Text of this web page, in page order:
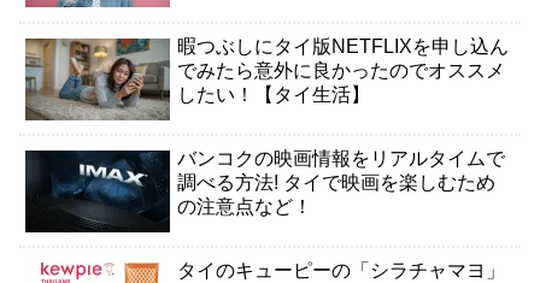
暇つぶしにタイ版NETFLIXを申し込ん
でみたら意外に良かったのでオススメ
したい！【タイ生活】
バンコクの映画情報をリアルタイムで
調べる方法! タイで映画を楽しむため
の注意点など！
タイのキューピーの「シラチャマヨ」